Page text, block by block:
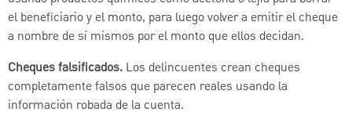
el beneficiario y el monto, para luego volver a emitir el cheque
a nombre de sí mismos por el monto que ellos decidan.
Cheques falsificados. Los delincuentes crean cheques
completamente falsos que parecen reales usando la
información robada de la cuenta.